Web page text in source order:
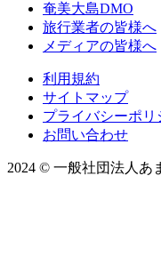
奄美大島DMO
旅行業者の皆様へ
メディアの皆様へ
利用規約
サイトマップ
プライバシーポリ
お問い合わせ
2024 © 一般社団法人あ